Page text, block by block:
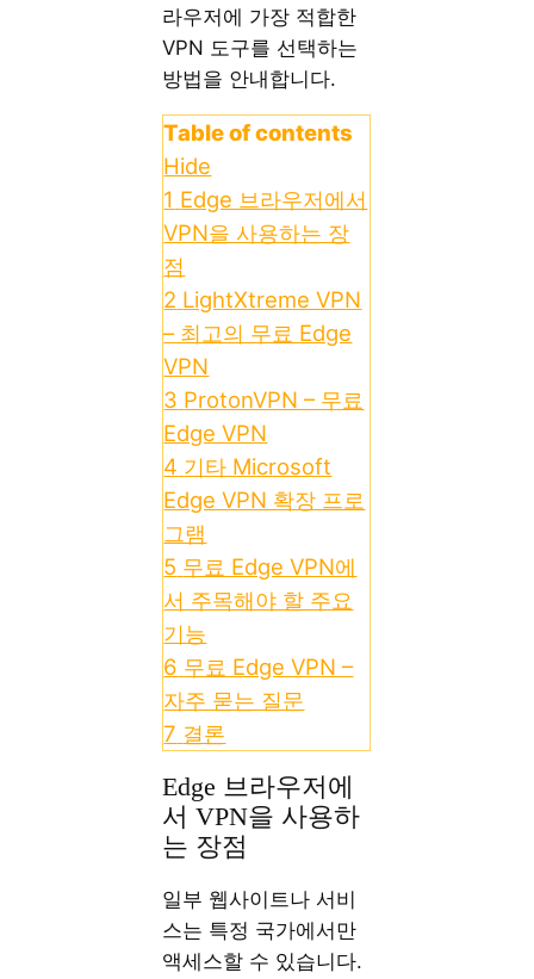
라우저에 가장 적합한
VPN 도구를 선택하는
방법을 안내합니다.
Table of contents
Hide
1 Edge 브라우저에서
VPN을 사용하는 장
점
2 LightXtreme VPN
– 최고의 무료 Edge
VPN
3 ProtonVPN – 무료
Edge VPN
4 기타 Microsoft
Edge VPN 확장 프로
그램
5 무료 Edge VPN에
서 주목해야 할 주요
기능
6 무료 Edge VPN –
자주 묻는 질문
7 결론
Edge 브라우저에
서 VPN을 사용하
는 장점
일부 웹사이트나 서비
스는 특정 국가에서만
액세스할 수 있습니다.